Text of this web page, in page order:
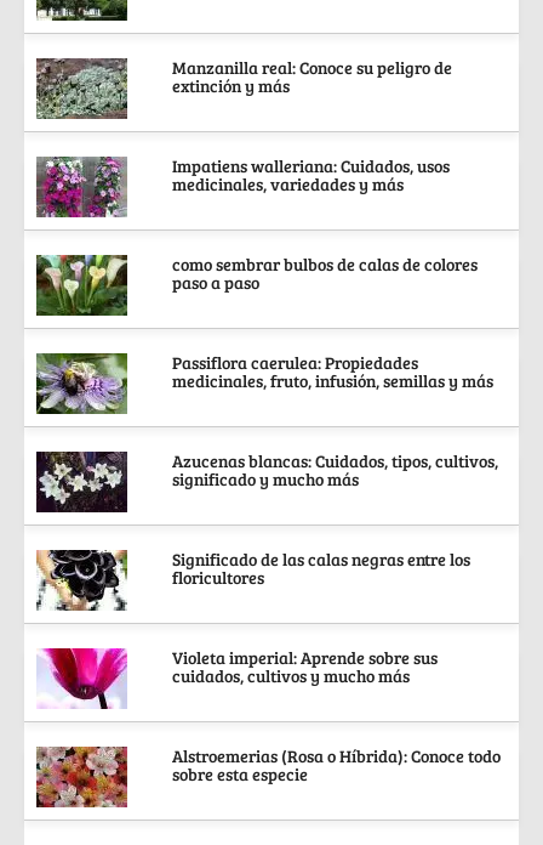
Manzanilla real: Conoce su peligro de
extinción y más
Impatiens walleriana: Cuidados, usos
medicinales, variedades y más
como sembrar bulbos de calas de colores
paso a paso
Passiflora caerulea: Propiedades
medicinales, fruto, infusión, semillas y más
Azucenas blancas: Cuidados, tipos, cultivos,
significado y mucho más
Significado de las calas negras entre los
floricultores
Violeta imperial: Aprende sobre sus
cuidados, cultivos y mucho más
Alstroemerias (Rosa o Híbrida): Conoce todo
sobre esta especie